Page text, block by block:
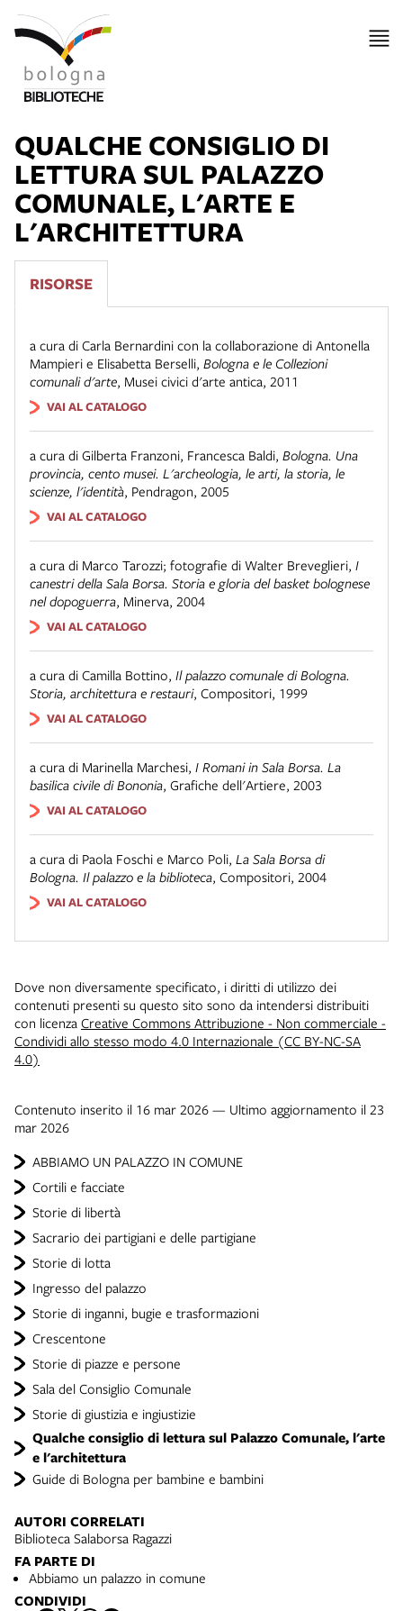
ABBIAMO UN PALAZZO IN COMUNE
Cortili e facciate
Storie di libertà
Sacrario dei partigiani e delle partigiane
Storie di lotta
Ingresso del palazzo
Storie di inganni, bugie e trasformazioni
Crescentone
Storie di piazze e persone
Sala del Consiglio Comunale
Storie di giustizia e ingiustizie
Qualche consiglio di lettura sul Palazzo Comunale, l'arte
e l'architettura
Guide di Bologna per bambine e bambini
QUALCHE CONSIGLIO DI
LETTURA SUL PALAZZO
COMUNALE, L'ARTE E
L'ARCHITETTURA
RISORSE
a cura di Carla Bernardini con la collaborazione di Antonella
Mampieri e Elisabetta Berselli, Bologna e le Collezioni
comunali d'arte, Musei civici d'arte antica, 2011
VAI AL CATALOGO
a cura di Gilberta Franzoni, Francesca Baldi, Bologna. Una
provincia, cento musei. L'archeologia, le arti, la storia, le
scienze, l'identità, Pendragon, 2005
VAI AL CATALOGO
a cura di Marco Tarozzi; fotografie di Walter Breveglieri, I
canestri della Sala Borsa. Storia e gloria del basket bolognese
nel dopoguerra, Minerva, 2004
VAI AL CATALOGO
a cura di Camilla Bottino, Il palazzo comunale di Bologna.
Storia, architettura e restauri, Compositori, 1999
VAI AL CATALOGO
a cura di Marinella Marchesi, I Romani in Sala Borsa. La
basilica civile di Bononia, Grafiche dell'Artiere, 2003
VAI AL CATALOGO
a cura di Paola Foschi e Marco Poli, La Sala Borsa di
Bologna. Il palazzo e la biblioteca, Compositori, 2004
VAI AL CATALOGO
Dove non diversamente specificato, i diritti di utilizzo dei
contenuti presenti su questo sito sono da intendersi distribuiti
con licenza Creative Commons Attribuzione - Non commerciale -
Condividi allo stesso modo 4.0 Internazionale (CC BY-NC-SA
4.0)
Contenuto inserito il 16 mar 2026 — Ultimo aggiornamento il 23
mar 2026
AUTORI CORRELATI
Biblioteca Salaborsa Ragazzi
FA PARTE DI
Abbiamo un palazzo in comune
CONDIVIDI